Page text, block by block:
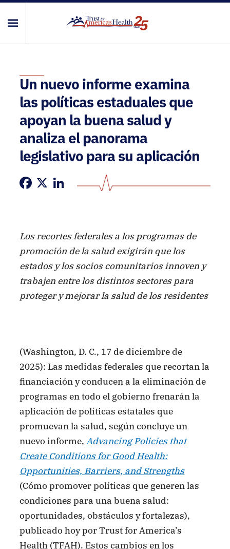
Un nuevo informe examina
las políticas estaduales que
apoyan la buena salud y
analiza el panorama
legislativo para su aplicación
Los recortes federales a los programas de
promoción de la salud exigirán que los
estados y los socios comunitarios innoven y
trabajen entre los distintos sectores para
proteger y mejorar la salud de los residentes
(Washington, D. C., 17 de diciembre de
2025): Las medidas federales que recortan la
financiación y conducen a la eliminación de
programas en todo el gobierno frenarán la
aplicación de políticas estatales que
promuevan la salud, según concluye un
nuevo informe,Advancing Policies that
Create Conditions for Good Health:
Opportunities, Barriers, and Strengths
(Cómo promover políticas que generen las
condiciones para una buena salud:
oportunidades, obstáculos y fortalezas),
publicado hoy por Trust for America’s
Health (TFAH). Estos cambios en los